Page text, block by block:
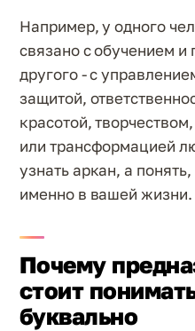
Например, у одного
связано с обучением и
другого - с
защитой,
красотой,
или трансформацией
узнать аркан, а
именно в вашей жизни.
Почему
стоит
буквально